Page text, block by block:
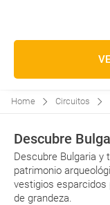
Home Circuitos
Descubre
Descubre Bulgaria y
patrimonio
vestigios esparcidos
de grandeza.